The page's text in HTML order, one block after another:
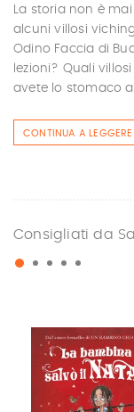
La storia non è
alcuni villosi
Odino Faccia di
lezioni? Quali
avete lo stomaco
CONTINUA A LEGGERE
Consigliati da